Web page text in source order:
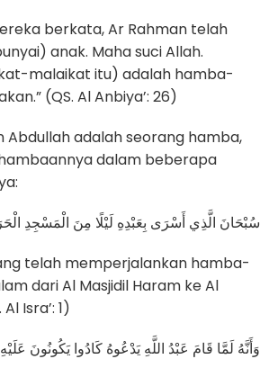
berkata, Ar Rahman telah
anak. Maha suci Allah.
malaikat itu) adalah hamba-
(QS. Al Anbiya’: 26)
Abdullah adalah seorang hamba,
dalam beberapa
سُبْحَانَ الَّذِي أَسْرَى بِعَبْدِهِ لَيْلًا مِنَ الْمَسْجِدِ
telah memperjalankan hamba-
dari Al Masjidil Haram ke Al
Isra’: 1)
وَأَنَّهُ لَمَّا قَامَ عَبْدُ اللَّهِ يَدْعُوهُ كَادُوا يَكُونُونَ عَلَيْهِ